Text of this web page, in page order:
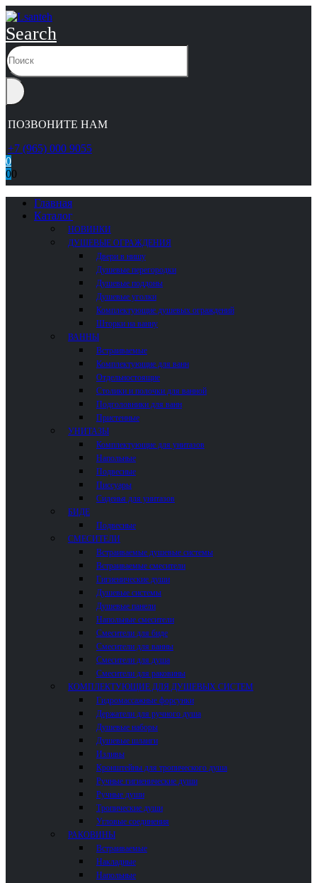
Search
ПОЗВОНИТЕ НАМ
+7 (965) 000 9055
0
00
Главная
Каталог
НОВИНКИ
ДУШЕВЫЕ ОГРАЖДЕНИЯ
Двери в нишу
Душевые перегородки
Душевые поддоны
Душевые уголки
Комплектующие душевых ограждений
Шторки на ванну
ВАННЫ
Встраиваемые
Комплектующие для ванн
Отдельностоящие
Столики и полочки для ванной
Подголовники для ванн
Пристенные
УНИТАЗЫ
Комплектующие для унитазов
Напольные
Подвесные
Писсуары
Сиденья для унитазов
БИДЕ
Подвесные
СМЕСИТЕЛИ
Встраиваемые душевые системы
Встраиваемые смесители
Гигиенические души
Душевые системы
Душевые панели
Напольные смесители
Смесители для биде
Смесители для ванны
Смесители для душа
Смесители для раковины
КОМПЛЕКТУЮЩИЕ ДЛЯ ДУШЕВЫХ СИСТЕМ
Гидромассажные форсунки
Держатели для ручного душа
Душевые наборы
Душевые шланги
Изливы
Кронштейны для тропического душа
Ручные гигиенические души
Ручные души
Тропические души
Угловые соединения
РАКОВИНЫ
Встраиваемые
Накладные
Напольные